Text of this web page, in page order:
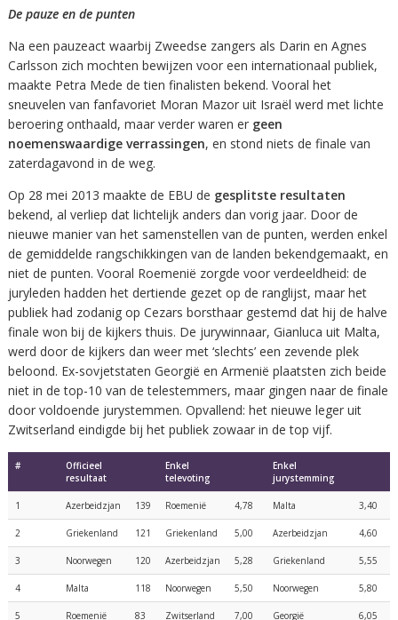
De pauze en de punten
Na een pauzeact waarbij Zweedse zangers als Darin en Agnes
Carlsson zich mochten bewijzen voor een internationaal publiek,
maakte Petra Mede de tien finalisten bekend. Vooral het
sneuvelen van fanfavoriet Moran Mazor uit Israël werd met lichte
beroering onthaald, maar verder waren er geen
noemenswaardige verrassingen, en stond niets de finale van
zaterdagavond in de weg.
Op 28 mei 2013 maakte de EBU de gesplitste resultaten
bekend, al verliep dat lichtelijk anders dan vorig jaar. Door de
nieuwe manier van het samenstellen van de punten, werden enkel
de gemiddelde rangschikkingen van de landen bekendgemaakt, en
niet de punten. Vooral Roemenië zorgde voor verdeeldheid: de
juryleden hadden het dertiende gezet op de ranglijst, maar het
publiek had zodanig op Cezars borsthaar gestemd dat hij de halve
finale won bij de kijkers thuis. De jurywinnaar, Gianluca uit Malta,
werd door de kijkers dan weer met ‘slechts’ een zevende plek
beloond. Ex-sovjetstaten Georgië en Armenië plaatsten zich beide
niet in de top-10 van de telestemmers, maar gingen naar de finale
door voldoende jurystemmen. Opvallend: het nieuwe leger uit
Zwitserland eindigde bij het publiek zowaar in de top vijf.
#
Officieel
resultaat
Enkel
televoting
Enkel
jurystemming
1 Azerbeidzjan 139 Roemenië 4,78 Malta 3,40
2 Griekenland 121 Griekenland 5,00 Azerbeidzjan 4,60
3 Noorwegen 120 Azerbeidzjan 5,28 Griekenland 5,55
4 Malta 118 Noorwegen 5,50 Noorwegen 5,80
5 Roemenië 83 Zwitserland 7,00 Georgië 6,05